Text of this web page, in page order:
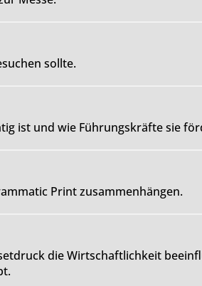
sollte.
ist und wie Führungskräfte sie
Print zusammenhängen.
die Wirtschaftlichkeit